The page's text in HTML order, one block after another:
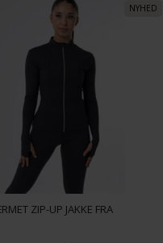
ZIP-UP JAKKE FRA